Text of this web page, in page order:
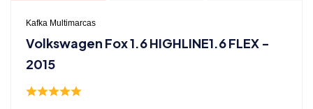
Kafka Multimarcas
Volkswagen Fox 1.6 HIGHLINE1.6 FLEX -
2015